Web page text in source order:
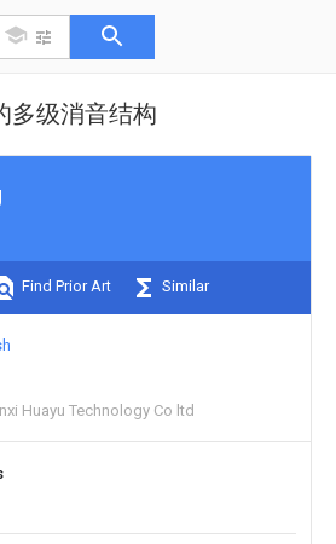
多级消音结构
Find Prior Art Similar
Huayu Technology Co ltd